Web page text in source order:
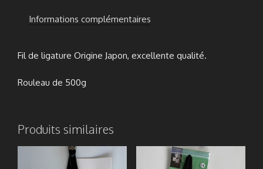
Japonais
Informations complémentaires
Fil de ligature Origine Japon, excellente qualité.
Rouleau de 500g
Produits similaires